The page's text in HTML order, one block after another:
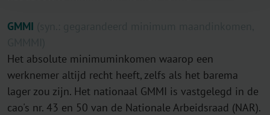
GMMI
Het absolute minimuminkomen waarop een
werknemer altijd recht heeft, zelfs als het barema
lager zou zijn. Het nationaal GMMI is vastgelegd in de
cao's nr. 43 en 50 van de Nationale Arbeidsraad (NAR).